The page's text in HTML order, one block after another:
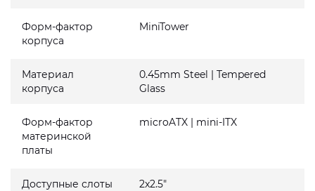
Форм-фактор
корпуса
MiniTower
Материал
корпуса
0.45mm Steel | Tempered
Glass
Форм-фактор
материнской
платы
microATX | mini-ITX
Доступные слоты
2x2.5"